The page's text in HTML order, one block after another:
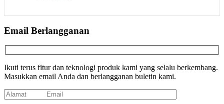
Email Berlangganan
Ikuti terus fitur dan teknologi produk kami yang selalu berkembang.
Masukkan email Anda dan berlangganan buletin kami.